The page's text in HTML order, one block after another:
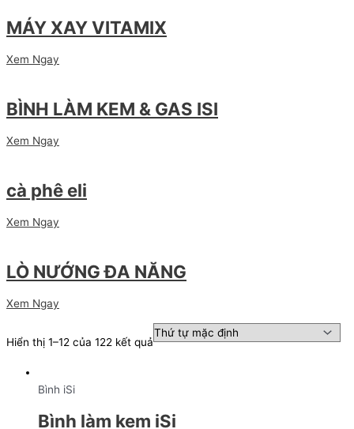
MÁY XAY VITAMIX
Xem Ngay
BÌNH LÀM KEM & GAS ISI
Xem Ngay
cà phê eli
Xem Ngay
LÒ NƯỚNG ĐA NĂNG
Xem Ngay
Hiển thị 1–12 của 122 kết quả
Bình iSi
Bình làm kem iSi